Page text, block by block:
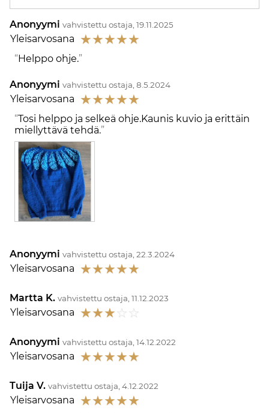
Anonyymi vahvistettu ostaja, 19.11.2025
Yleisarvosana ☆☆☆☆☆
Helppo ohje.
Anonyymi vahvistettu ostaja, 8.5.2024
Yleisarvosana ☆☆☆☆☆
Tosi helppo ja selkeä ohje.Kaunis kuvio ja erittäin
miellyttävä tehdä.
Anonyymi vahvistettu ostaja, 22.3.2024
Yleisarvosana ☆☆☆☆☆
Martta K. vahvistettu ostaja, 11.12.2023
Yleisarvosana ☆☆☆☆ ☆
Anonyymi vahvistettu ostaja, 14.12.2022
Yleisarvosana ☆☆☆☆☆
Tuija V. vahvistettu ostaja, 4.12.2022
Yleisarvosana ☆☆☆☆☆